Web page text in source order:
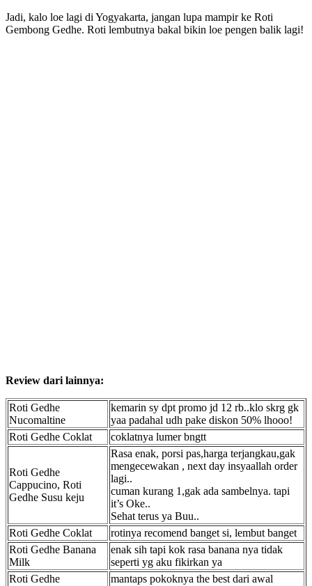
Jadi, kalo loe lagi di Yogyakarta, jangan lupa mampir ke Roti
Gembong Gedhe. Roti lembutnya bakal bikin loe pengen balik lagi!
Review dari lainnya:
Roti Gedhe
Nucomaltine
kemarin sy dpt promo jd 12 rb..klo skrg gk
yaa padahal udh pake diskon 50% lhooo!
Roti Gedhe Coklat
coklatnya lumer bngtt
Roti Gedhe
Cappucino, Roti
Gedhe Susu keju
Rasa enak, porsi pas,harga terjangkau,gak
mengecewakan , next day insyaallah order
lagi..
cuman kurang 1,gak ada sambelnya. tapi
it’s Oke..
Sehat terus ya Buu..
Roti Gedhe Coklat
rotinya recomend banget si, lembut banget
Roti Gedhe Banana
Milk
enak sih tapi kok rasa banana nya tidak
seperti yg aku fikirkan ya
Roti Gedhe
mantaps pokoknya the best dari awal